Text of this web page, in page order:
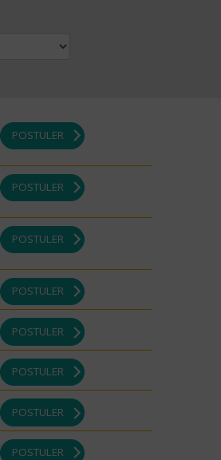
POSTULER
POSTULER
POSTULER
POSTULER
POSTULER
POSTULER
POSTULER
POSTULER